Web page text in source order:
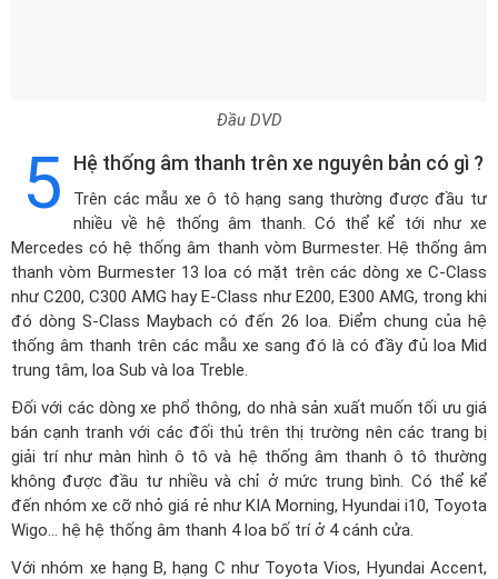
Đầu DVD
5 Hệ thống âm thanh trên xe nguyên bản có gì ?
Trên các mẫu xe ô tô hạng sang thường được đầu tư
nhiều về hệ thống âm thanh. Có thể kể tới như xe
Mercedes có hệ thống âm thanh vòm Burmester. Hệ thống âm
thanh vòm Burmester 13 loa có mặt trên các dòng xe C-Class
như C200, C300 AMG hay E-Class như E200, E300 AMG, trong khi
đó dòng S-Class Maybach có đến 26 loa. Điểm chung của hệ
thống âm thanh trên các mẫu xe sang đó là có đầy đủ loa Mid
trung tâm, loa Sub và loa Treble.
Đối với các dòng xe phổ thông, do nhà sản xuất muốn tối ưu giá
bán cạnh tranh với các đối thủ trên thị trường nên các trang bị
giải trí như màn hình ô tô và hệ thống âm thanh ô tô thường
không được đầu tư nhiều và chỉ ở mức trung bình. Có thể kể
đến nhóm xe cỡ nhỏ giá rẻ như KIA Morning, Hyundai i10, Toyota
Wigo… hệ hệ thống âm thanh 4 loa bố trí ở 4 cánh cửa.
Với nhóm xe hạng B, hạng C như Toyota Vios, Hyundai Accent,